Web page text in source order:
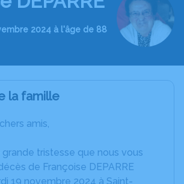
2024 à l'âge de 88
la famille
amis,
grande tristesse que nous vous
de Françoise DEPARRE
19 novembre 2024 à Saint-